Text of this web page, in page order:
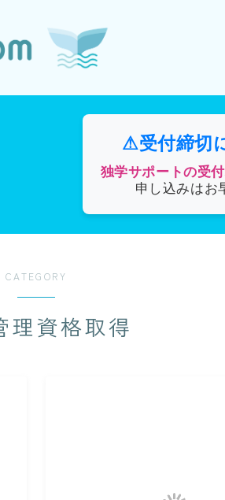
⚠受付締切
独学サポートの受
申し込みはお
CATEGORY
理資格取得